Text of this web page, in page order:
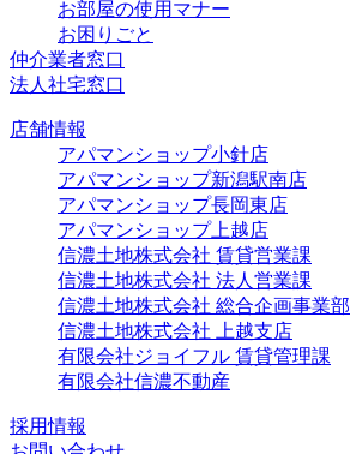
お部屋の使用マナー
お困りごと
仲介業者窓口
法人社宅窓口
店舗情報
アパマンショップ小針店
アパマンショップ新潟駅南店
アパマンショップ長岡東店
アパマンショップ上越店
信濃土地株式会社 賃貸営業課
信濃土地株式会社 法人営業課
信濃土地株式会社 総合企画事業部
信濃土地株式会社 上越支店
有限会社ジョイフル 賃貸管理課
有限会社信濃不動産
採用情報